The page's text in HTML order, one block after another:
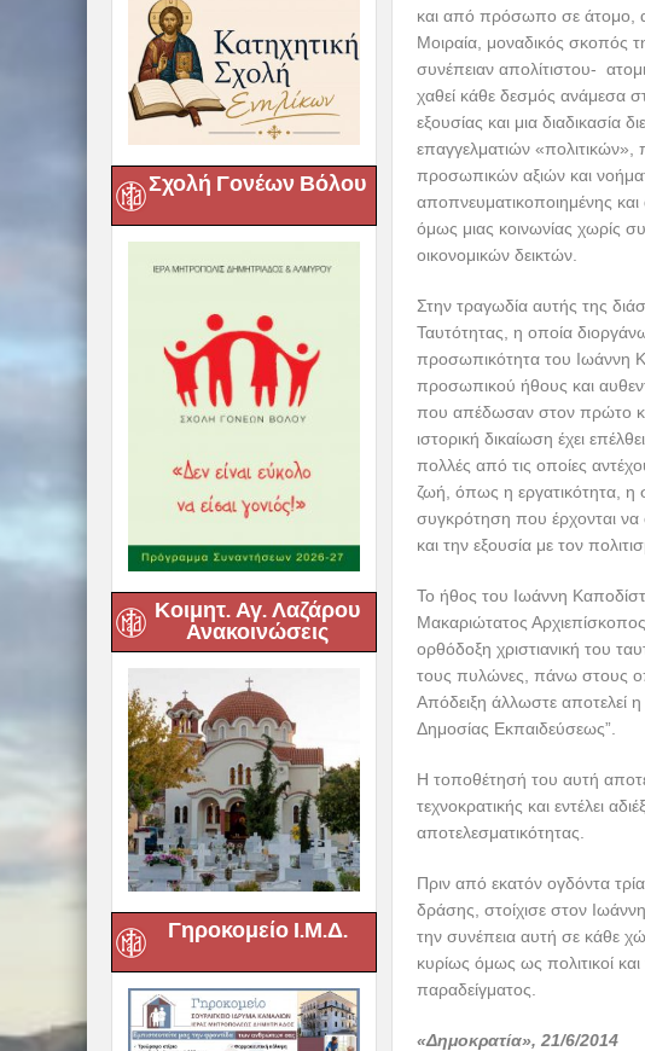
Σχολή Γονέων Βόλου
Κοιμητ. Αγ. Λαζάρου
Ανακοινώσεις
Γηροκομείο Ι.Μ.Δ.
και από πρόσωπο σε άτομο,
Μοιραία, μοναδικός σκοπός
συνέπειαν απολίτιστου-
χαθεί κάθε δεσμός ανάμεσα
εξουσίας και μια διαδικασία
επαγγελματιών «πολιτικών»,
προσωπικών αξιών και
αποπνευματικοποιημένης
όμως μιας κοινωνίας χωρίς
οικονομικών δεικτών.
Στην τραγωδία αυτής της
Ταυτότητας, η οποία
προσωπικότητα του Ιωάννη
προσωπικού ήθους και
που απέδωσαν στον πρώτο
ιστορική δικαίωση έχει
πολλές από τις οποίες
ζωή, όπως η εργατικότητα, η
συγκρότηση που έρχονται
και την εξουσία με τον
Το ήθος του Ιωάννη
Μακαριώτατος
ορθόδοξη χριστιανική του
τους πυλώνες, πάνω στους
Απόδειξη άλλωστε αποτελεί
Δημοσίας Εκπαιδεύσεως”.
Η τοποθέτησή του αυτή
τεχνοκρατικής και εντέλει
αποτελεσματικότητας.
Πριν από εκατόν ογδόντα
δράσης, στοίχισε στον
την συνέπεια αυτή σε κάθε
κυρίως όμως ως πολιτικοί
παραδείγματος.
«Δημοκρατία», 21/6/2014